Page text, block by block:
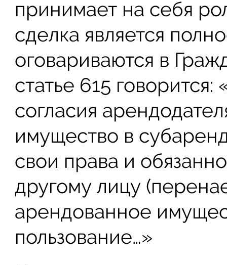
принимает на себя
сделка является
оговариваются в
статье 615
согласия
имущество в
свои права и
другому лицу
арендованное
пользование…»